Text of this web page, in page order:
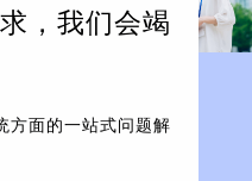
， 我们会竭
方面的一站式问题解